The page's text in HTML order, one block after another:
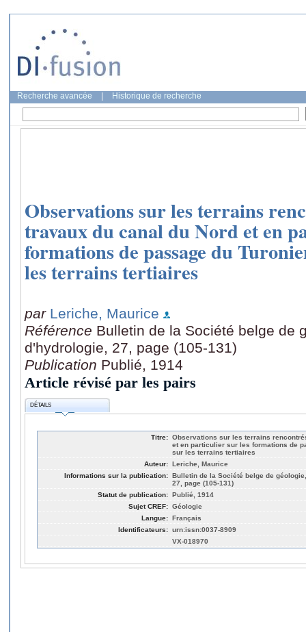
Recherche avancée Historique de recherche
Observations sur les terrains
travaux du canal du Nord et en
formations de passage du
les terrains tertiaires
par Leriche, Maurice
Référence Bulletin de la Société belge de
d'hydrologie, 27, page (105-131)
Publication Publié, 1914
Article révisé par les pairs
DÉTAILS
Titre: Observations sur les terrains
et en particulier sur les formations de
sur les terrains tertiaires
Auteur: Leriche, Maurice
Informations sur la publication: Bulletin de la Société belge de
27, page (105-131)
Statut de publication: Publié, 1914
Sujet CREF: Géologie
Langue: Français
Identificateurs: urn:issn:0037-8909
VX-018970